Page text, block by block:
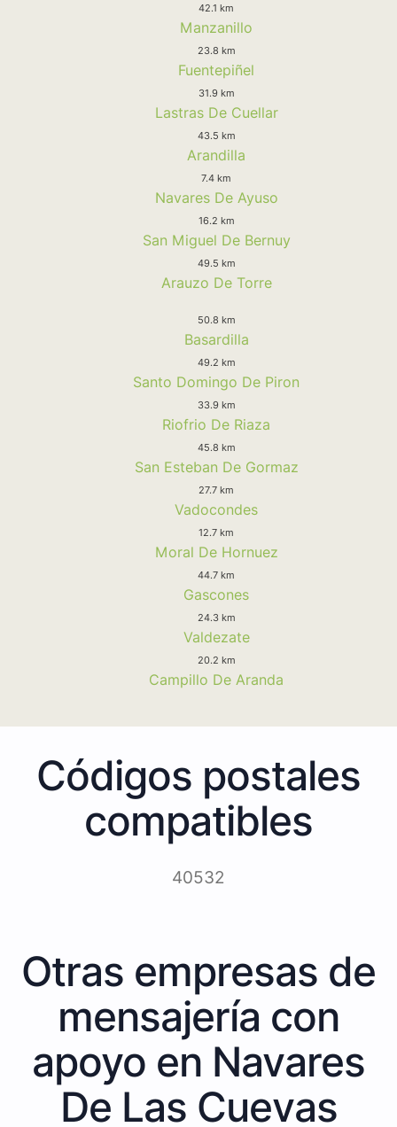
42.1 km
Manzanillo
23.8 km
Fuentepiñel
31.9 km
Lastras De Cuellar
43.5 km
Arandilla
7.4 km
Navares De Ayuso
16.2 km
San Miguel De Bernuy
49.5 km
Arauzo De Torre
50.8 km
Basardilla
49.2 km
Santo Domingo De Piron
33.9 km
Riofrio De Riaza
45.8 km
San Esteban De Gormaz
27.7 km
Vadocondes
12.7 km
Moral De Hornuez
44.7 km
Gascones
24.3 km
Valdezate
20.2 km
Campillo De Aranda
Códigos postales
compatibles
40532
Otras empresas de
mensajería con
apoyo en Navares
De Las Cuevas